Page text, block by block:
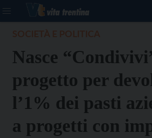
Nasce
progetto per
l’1% dei pasti
a progetti con